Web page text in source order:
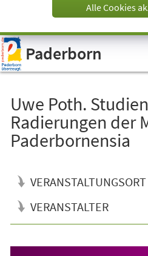
Visuelle
Assistenzsoftware
öffnen.
Alle Cookies
Paderborn
Uwe Poth.
Radierungen der
Paderbornensia
VERANSTALTUNGSORT
VERANSTALTER